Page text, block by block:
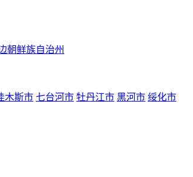
朝鲜族自治州
木斯市 七台河市 牡丹江市 黑河市 绥化市